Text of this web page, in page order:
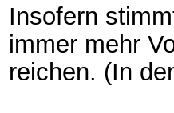
Insofern
immer mehr
reichen. (In